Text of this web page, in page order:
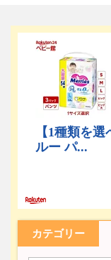
カテゴリー